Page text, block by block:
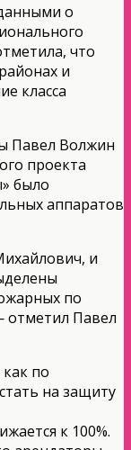
о
что
и
класса
Павел Волжин
проекта
было
аппаратов
и
по
отметил Павел
по
на защиту
к 100%.